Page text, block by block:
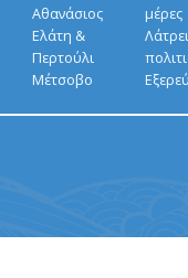
Αθανάσιος
Ελάτη &
Περτούλι
Μέτσοβο
μέρες